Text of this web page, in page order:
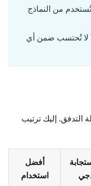
من النماذج
: Cheetah لإكمالات Tab لا تُحتسب ضمن أي
التدفق. إليك ترتيب
أفضل
استخدام